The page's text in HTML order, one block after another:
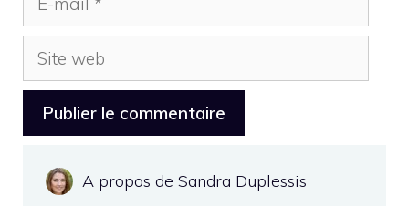
mail
Site
web
A propos de Sandra Duplessis